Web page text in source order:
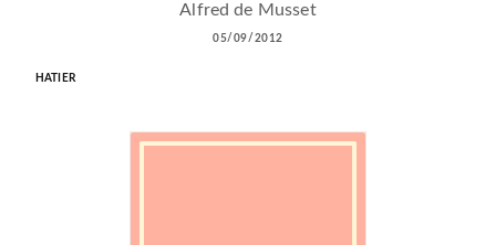
Alfred de Musset
05/09/2012
HATIER